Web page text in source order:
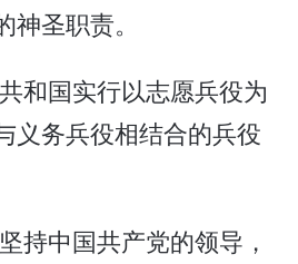
圣职责。
和国实行以志愿兵役为
义务兵役相结合的兵役
持中国共产党的领导，